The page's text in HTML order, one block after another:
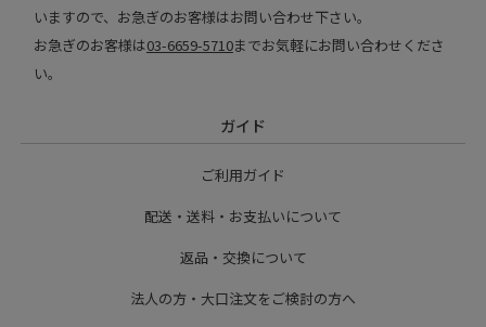
いますので、お急ぎのお客様はお問い合わせ下さい。
お急ぎのお客様は03-6659-5710までお気軽にお問い合わせくださ
い。
ガイド
ご利用ガイド
配送・送料・お支払いについて
返品・交換について
法人の方・大口注文をご検討の方へ